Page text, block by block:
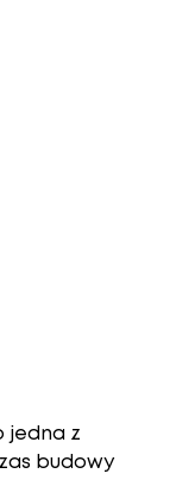
jedna z
budowy